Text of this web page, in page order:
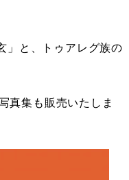
」と、トゥアレグ族の
真集も販売いたしま